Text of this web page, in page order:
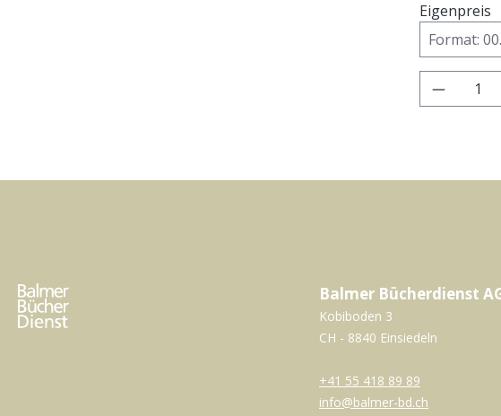
Eigenpreis
Balmer Bücherdienst
Kobiboden 3
CH - 8840 Einsiedeln
+41 55 418 89 89
info@balmer-bd.ch